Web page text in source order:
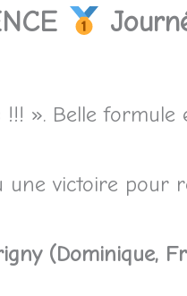
». Belle
victoire pour
(Dominique,